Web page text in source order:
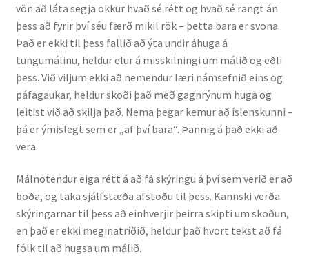
Máltækni
Orðalyklar og orðafar
Orðhlutafræði
Samtímasetningafræði
Söguleg setningafræði
Hljóð og hljóðkerfi
Staða íslenskunnar
vön að láta segja okkur hvað sé rétt og hvað sé rangt án
þess að fyrir því séu færð mikil rök – þetta bara er svona.
Það er ekki til þess fallið að ýta undir áhuga á
tungumálinu, heldur elur á misskilningi um málið og eðli
þess. Við viljum ekki að nemendur læri námsefnið eins og
páfagaukar, heldur skoði það með gagnrýnum huga og
leitist við að skilja það. Nema þegar kemur að íslenskunni –
þá er ýmislegt sem er „af því bara“. Þannig á það ekki að
vera.
Málnotendur eiga rétt á að fá skýringu á því sem verið er að
boða, og taka sjálfstæða afstöðu til þess. Kannski verða
skýringarnar til þess að einhverjir þeirra skipti um skoðun,
en það er ekki meginatriðið, heldur það hvort tekst að fá
fólk til að hugsa um málið.